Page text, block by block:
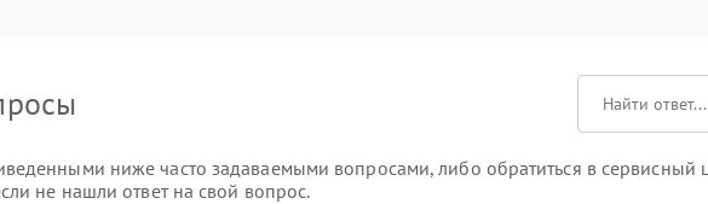
ниже часто задаваемыми вопросами, либо обратиться в сервисный
не нашли ответ на свой вопрос.